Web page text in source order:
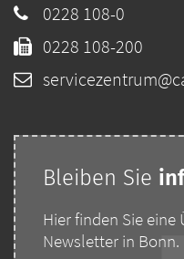
0228 108-0
0228 108-200
Bleiben Sie i
Hier finden Sie
Newsletter in Bonn.